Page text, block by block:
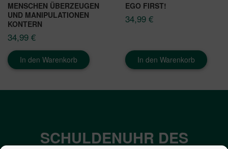
MENSCHEN ÜBERZEUGEN
UND MANIPULATIONEN
KONTERN
34,99 €
In den Warenkorb
EGO FIRST!
34,99 €
In den Warenkorb
SCHULDENUHR DES